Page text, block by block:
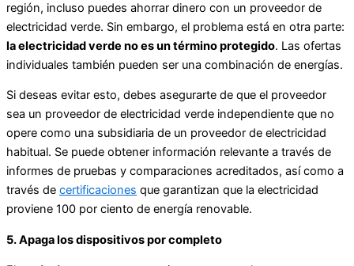
región, incluso puedes ahorrar dinero con un proveedor de
electricidad verde. Sin embargo, el problema está en otra parte:
la electricidad verde no es un término protegido. Las ofertas
individuales también pueden ser una combinación de energías.
Si deseas evitar esto, debes asegurarte de que el proveedor
sea un proveedor de electricidad verde independiente que no
opere como una subsidiaria de un proveedor de electricidad
habitual. Se puede obtener información relevante a través de
informes de pruebas y comparaciones acreditados, así como a
través de certificaciones que garantizan que la electricidad
proviene 100 por ciento de energía renovable.
5. Apaga los dispositivos por completo